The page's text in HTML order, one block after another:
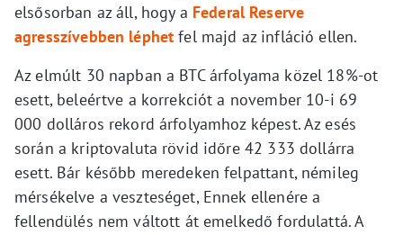
elsősorban az áll, hogy a Federal Reserve
agresszívebben léphet fel majd az infláció ellen.
Az elmúlt 30 napban a BTC árfolyama közel 18%-ot
esett, beleértve a korrekciót a november 10-i 69
000 dolláros rekord árfolyamhoz képest. Az esés
során a kriptovaluta rövid időre 42 333 dollárra
esett. Bár később meredeken felpattant, némileg
mérsékelve a veszteséget, Ennek ellenére a
fellendülés nem váltott át emelkedő fordulattá. A